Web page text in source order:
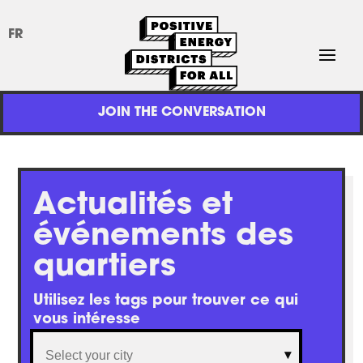
FR
JOIN THE CONVERSATION
Actualités et
événements des
quartiers
Utilisez les tags pour trouver ce qui
vous intéresse